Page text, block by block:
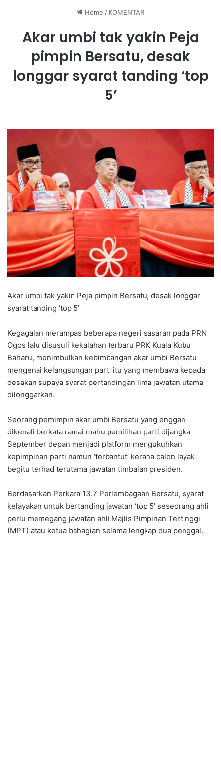
Home / KOMENTAR
Akar umbi tak yakin Peja
pimpin Bersatu, desak
longgar syarat tanding ‘top
5’
Akar umbi tak yakin Peja pimpin Bersatu, desak longgar
syarat tanding ‘top 5’
Kegagalan merampas beberapa negeri sasaran pada PRN
Ogos lalu disusuli kekalahan terbaru PRK Kuala Kubu
Baharu, menimbulkan kebimbangan akar umbi Bersatu
mengenai kelangsungan parti itu yang membawa kepada
desakan supaya syarat pertandingan lima jawatan utama
dilonggarkan.
Seorang pemimpin akar umbi Bersatu yang enggan
dikenali berkata ramai mahu pemilihan parti dijangka
September depan menjadi platform mengukuhkan
kepimpinan parti namun ‘terbantut’ kerana calon layak
begitu terhad terutama jawatan timbalan presiden.
Berdasarkan Perkara 13.7 Perlembagaan Bersatu, syarat
kelayakan untuk bertanding jawatan ‘top 5’ seseorang ahli
perlu memegang jawatan ahli Majlis Pimpinan Tertinggi
(MPT) atau ketua bahagian selama lengkap dua penggal.